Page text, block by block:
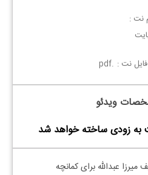
نت :
نت : .pdf
ویدئو
به زودی ساخته خواهد شد
عبدالله برای کمانچه